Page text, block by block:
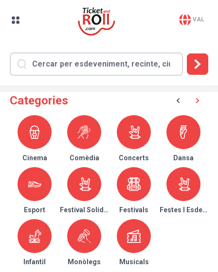
VAL
Categories
Cinema Comèdia Concerts Dansa
Esport Festival Solidari Festivals Festes I
Infantil Monòlegs Musicals